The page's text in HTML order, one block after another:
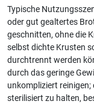
Typische
oder gut gealtertes
geschnitten, ohne die
selbst dichte Krusten
durchtrennt werden
durch das geringe
unkompliziert
sterilisiert zu halten,